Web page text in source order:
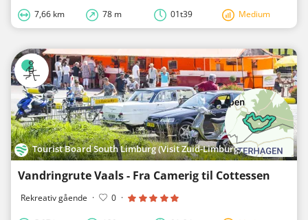
7,66 km 78 m 01t39 Medium
Tourist Board South Limburg (Visit Zuid-Limburg)
Vandringrute Vaals - Fra Camerig til Cottessen
Rekreativ gående · 0 ·